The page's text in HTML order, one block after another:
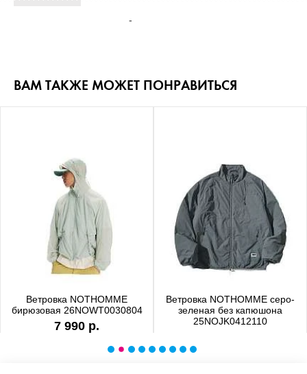
-
ВАМ ТАКЖЕ МОЖЕТ ПОНРАВИТЬСЯ
Ветровка NOTHOMME
бирюзовая 26NOWT0030804
7 990 р.
Ветровка NOTHOMME серо-
зеленая без капюшона
25NOJK0412110